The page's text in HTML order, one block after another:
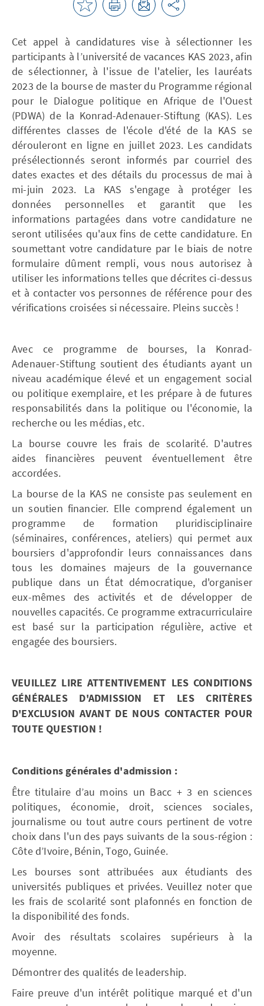
Cet appel à candidatures vise à sélectionner les
participants à l’université de vacances KAS 2023, afin
de sélectionner, à l'issue de l'atelier, les lauréats
2023 de la bourse de master du Programme régional
pour le Dialogue politique en Afrique de l'Ouest
(PDWA) de la Konrad-Adenauer-Stiftung (KAS). Les
différentes classes de l'école d'été de la KAS se
dérouleront en ligne en juillet 2023. Les candidats
présélectionnés seront informés par courriel des
dates exactes et des détails du processus de mai à
mi-juin 2023. La KAS s'engage à protéger les
données personnelles et garantit que les
informations partagées dans votre candidature ne
seront utilisées qu'aux fins de cette candidature. En
soumettant votre candidature par le biais de notre
formulaire dûment rempli, vous nous autorisez à
utiliser les informations telles que décrites ci-dessus
et à contacter vos personnes de référence pour des
vérifications croisées si nécessaire. Pleins succès !
Avec ce programme de bourses, la Konrad-
Adenauer-Stiftung soutient des étudiants ayant un
niveau académique élevé et un engagement social
ou politique exemplaire, et les prépare à de futures
responsabilités dans la politique ou l'économie, la
recherche ou les médias, etc.
La bourse couvre les frais de scolarité. D'autres
aides financières peuvent éventuellement être
accordées.
La bourse de la KAS ne consiste pas seulement en
un soutien financier. Elle comprend également un
programme de formation pluridisciplinaire
(séminaires, conférences, ateliers) qui permet aux
boursiers d'approfondir leurs connaissances dans
tous les domaines majeurs de la gouvernance
publique dans un État démocratique, d'organiser
eux-mêmes des activités et de développer de
nouvelles capacités. Ce programme extracurriculaire
est basé sur la participation régulière, active et
engagée des boursiers.
VEUILLEZ LIRE ATTENTIVEMENT LES CONDITIONS
GÉNÉRALES D'ADMISSION ET LES CRITÈRES
D'EXCLUSION AVANT DE NOUS CONTACTER POUR
TOUTE QUESTION !
Conditions générales d'admission :
Être titulaire d’au moins un Bacc + 3 en sciences
politiques, économie, droit, sciences sociales,
journalisme ou tout autre cours pertinent de votre
choix dans l'un des pays suivants de la sous-région :
Côte d’Ivoire, Bénin, Togo, Guinée.
Les bourses sont attribuées aux étudiants des
universités publiques et privées. Veuillez noter que
les frais de scolarité sont plafonnés en fonction de
la disponibilité des fonds.
Avoir des résultats scolaires supérieurs à la
moyenne.
Démontrer des qualités de leadership.
Faire preuve d'un intérêt politique marqué et d'un